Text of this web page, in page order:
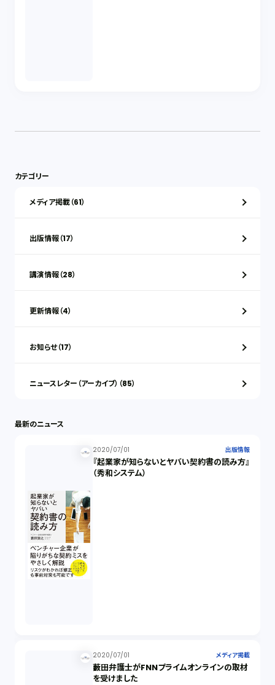
カテゴリー
メディア掲載（61）
出版情報（17）
講演情報（28）
更新情報（4）
お知らせ（17）
ニュースレター（アーカイブ）（85）
最新のニュース
2020/07/01 出版情報
『起業家が知らないとヤバい契約書の読み方』
（秀和システム）
2020/07/01 メディア掲載
藪田弁護士がFNNプライムオンラインの取材
を受けました